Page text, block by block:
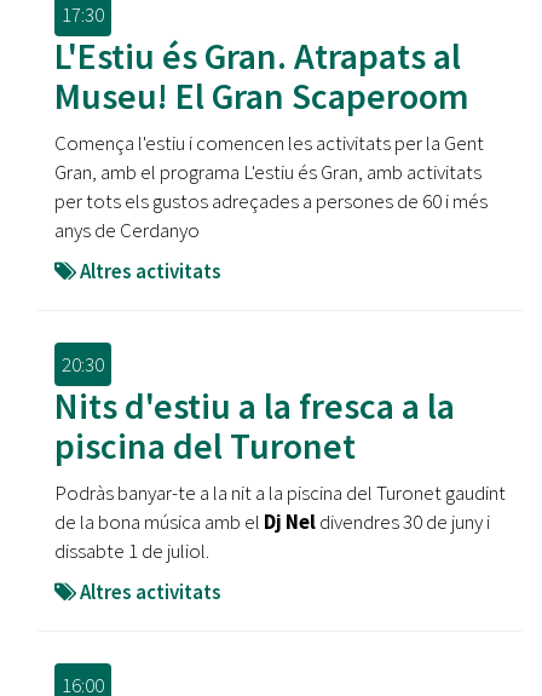
17:30
L'Estiu és Gran. Atrapats al
Museu! El Gran Scaperoom
Comença l'estiu i comencen les activitats per la Gent
Gran, amb el programa L'estiu és Gran, amb activitats
per tots els gustos adreçades a persones de 60 i més
anys de Cerdanyo
Altres activitats
20:30
Nits d'estiu a la fresca a la
piscina del Turonet
Podràs banyar-te a la nit a la piscina del Turonet gaudint
de la bona música amb el Dj Neldivendres 30 de juny i
dissabte 1 de juliol.
Altres activitats
16:00